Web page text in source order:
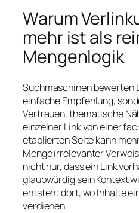
Warum
mehr ist als
Mengenlogik
Suchmaschinen bewerten
einfache Empfehlung,
Vertrauen, thematische
einzelner Link von einer
etablierten Seite kann
Menge irrelevanter
nicht nur, dass ein Link
glaubwürdig sein Kontext
entsteht dort, wo Inhalte
verdienen.